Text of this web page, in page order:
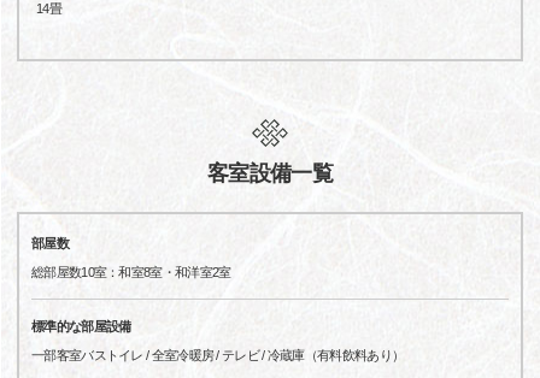
14畳
客室設備一覧
部屋数
総部屋数10室：和室8室・和洋室2室
標準的な部屋設備
一部客室バストイレ / 全室冷暖房 / テレビ / 冷蔵庫（有料飲料あり）